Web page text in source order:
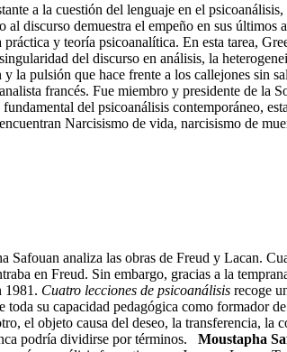
a la cuestión del lenguaje en el
discurso demuestra el empeño en sus
y teoría psicoanalítica. En esta tarea,
del discurso en análisis, la
pulsión que hace frente a los callejones sin
francés. Fue miembro y presidente de la
del psicoanálisis contemporáneo,
Narcisismo de vida, narcisismo de
analiza las obras de Freud y Lacan.
en Freud. Sin embargo, gracias a la
1981. Cuatro lecciones de psicoanálisis recoge
su capacidad pedagógica como formador
el objeto causa del deseo, la transferencia, la
podría dividirse por términos. Moustapha